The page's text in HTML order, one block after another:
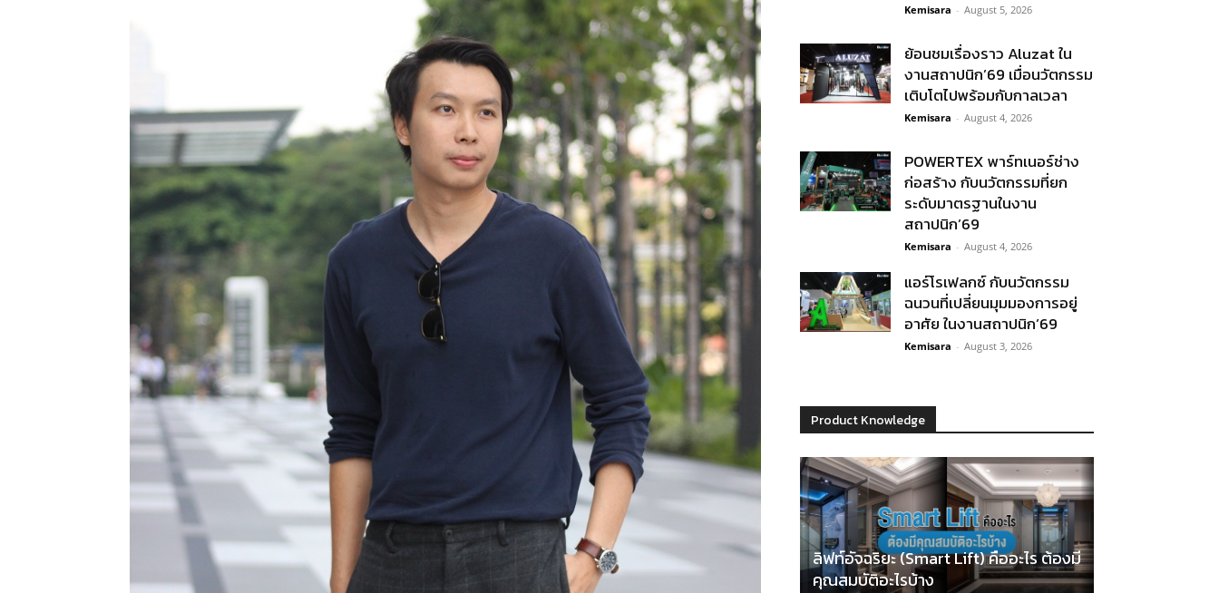
Kemisara - August 5, 2026
ย้อนชมเรื่องราว Aluzat ใน
งานสถาปนิก’69 เมื่อนวัตกรรม
เติบโตไปพร้อมกับกาลเวลา
Kemisara - August 4, 2026
POWERTEX พาร์ทเนอร์ช่าง
ก่อสร้าง กับนวัตกรรมที่ยก
ระดับมาตรฐานในงาน
สถาปนิก’69
Kemisara - August 4, 2026
แอร์โรเฟลกซ์ กับนวัตกรรม
ฉนวนที่เปลี่ยนมุมมองการอยู่
อาศัย ในงานสถาปนิก’69
Kemisara - August 3, 2026
Product Knowledge
ลิฟท์อัจฉริยะ (Smart Lift) คืออะไร ต้องมี
คุณสมบัติอะไรบ้าง